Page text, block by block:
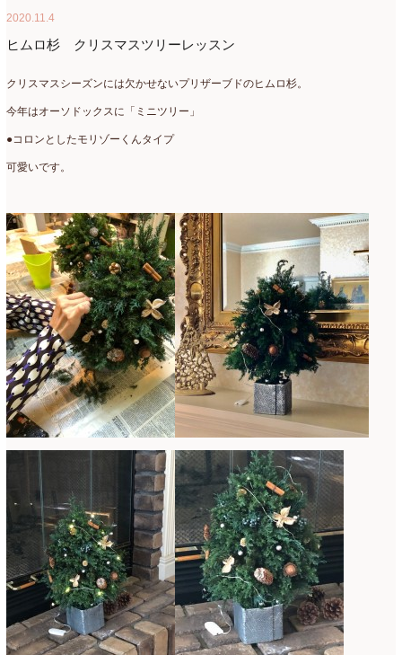
2020.11.4
ヒムロ杉 クリスマスツリーレッスン
クリスマスシーズンには欠かせないプリザーブドのヒムロ杉。
今年はオーソドックスに「ミニツリー」
●コロンとしたモリゾーくんタイプ
可愛いです。